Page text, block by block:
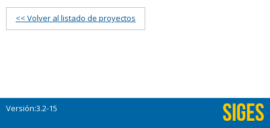
<< Volver al listado de proyectos
Versión:3.2-15